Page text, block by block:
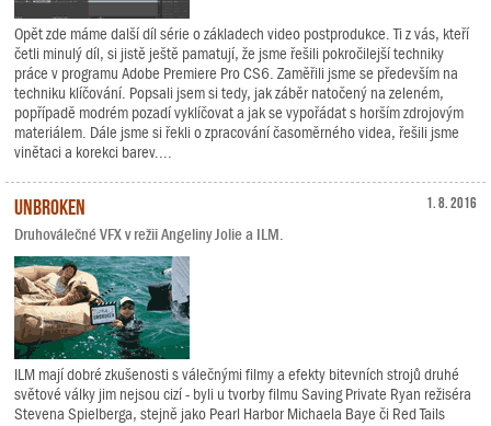
Opět zde máme další díl série o základech video postprodukce. Ti z vás, kteří
četli minulý díl, si jistě ještě pamatují, že jsme řešili pokročilejší techniky
práce v programu Adobe Premiere Pro CS6. Zaměřili jsme se především na
techniku klíčování. Popsali jsem si tedy, jak záběr natočený na zeleném,
popřípadě modrém pozadí vyklíčovat a jak se vypořádat s horším zdrojovým
materiálem. Dále jsme si řekli o zpracování časoměrného videa, řešili jsme
vinětaci a korekci barev....
1. 8. 2016
Unbroken
Druhoválečné VFX v režii Angeliny Jolie a ILM.
ILM mají dobré zkušenosti s válečnými filmy a efekty bitevních strojů druhé
světové války jim nejsou cizí - byli u tvorby filmu Saving Private Ryan režiséra
Stevena Spielberga, stejně jako Pearl Harbor Michaela Baye či Red Tails